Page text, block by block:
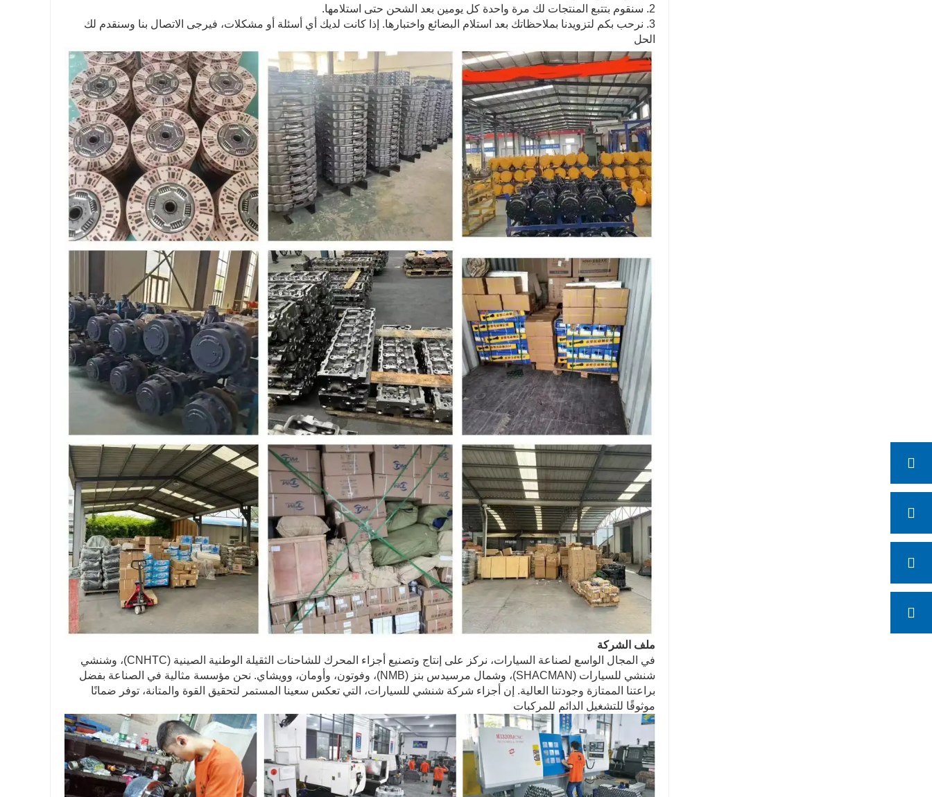
2. سنقوم بتتبع المنتجات لك مرة واحدة كل يومين بعد الشحن حتى استلامها.
3. نرحب بكم لتزويدنا بملاحظاتك بعد استلام البضائع واختبارها. إذا كانت لديك أي أسئلة أو مشكلات، فيرجى الاتصال بنا وسنقدم لك
الحل
ملف الشركة
في المجال الواسع لصناعة السيارات، نركز على إنتاج وتصنيع أجزاء المحرك للشاحنات الثقيلة الوطنية الصينية (CNHTC)، وشنشي
شنشي للسيارات (SHACMAN)، وشمال مرسيدس بنز (NMB)، وفوتون، وأومان، وويشاي. نحن مؤسسة مثالية في الصناعة بفضل
براعتنا الممتازة وجودتنا العالية. إن أجزاء شركة شنشي للسيارات، التي تعكس سعينا المستمر لتحقيق القوة والمتانة، توفر ضمانًا
موثوقًا للتشغيل الدائم للمركبات